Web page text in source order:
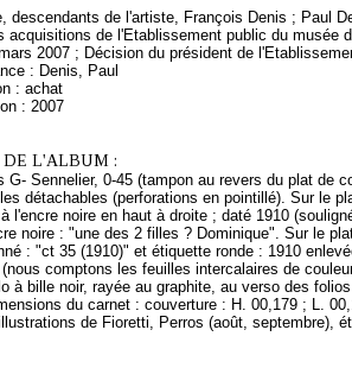
descendants de l'artiste, François Denis ; Paul
acquisitions de l'Etablissement public du musée
2007 ; Décision du président de
: Denis, Paul
: achat
: 2007
DE L'ALBUM :
G- Sennelier, 0-45 (tampon au revers du plat de
détachables (perforations en pointillé). Sur le
l'encre noire en haut à droite ; daté 1910
noire : "une des 2 filles ? Dominique". Sur le
: "ct 35 (1910)" et étiquette ronde : 1910
comptons les feuilles intercalaires de
à bille noir, rayée au graphite, au verso des
du carnet : couverture : H. 00,179 ; L.
de Fioretti, Perros (août, septembre),